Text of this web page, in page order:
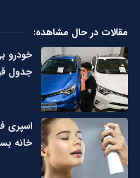
مقالات در حال مشاهده:
خودرو
جدول
اسپری
خانه